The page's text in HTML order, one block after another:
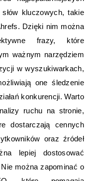
kluczowych, takie
Dzięki nim można
frazy, które
ważnym narzędziem
w wyszukiwarkach,
one śledzenie
konkurencji. Warto
ruchu na stronie,
dostarczają cennych
oraz źródeł
lepiej dostosować
można zapominać o